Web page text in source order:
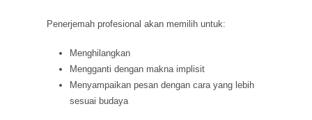
Penerjemah profesional akan memilih untuk:
Menghilangkan
Mengganti dengan makna implisit
Menyampaikan pesan dengan cara yang lebih
sesuai budaya